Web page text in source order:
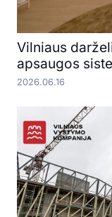
Vilniaus
apsaugos
2026.06.16